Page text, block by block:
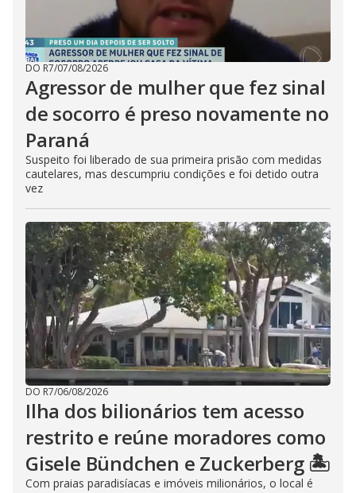
DO R7/07/08/2026
Agressor de mulher que fez sinal
de socorro é preso novamente no
Paraná
Suspeito foi liberado de sua primeira prisão com medidas
cautelares, mas descumpriu condições e foi detido outra
vez
DO R7/06/08/2026
Ilha dos bilionários tem acesso
restrito e reúne moradores como
Gisele Bündchen e Zuckerberg 🏝️
Com praias paradisíacas e imóveis milionários, o local é